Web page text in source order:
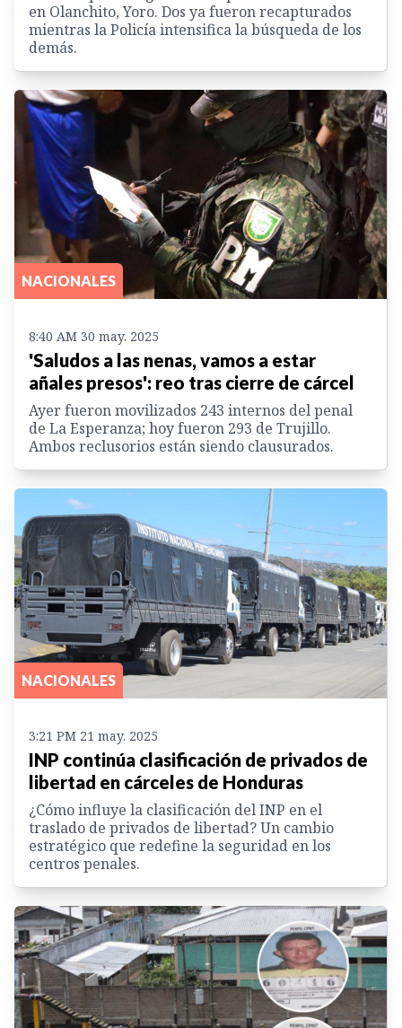
en Olanchito, Yoro. Dos ya fueron recapturados
mientras la Policía intensifica la búsqueda de los
demás.
NACIONALES
8:40 AM 30 may. 2025
'Saludos a las nenas, vamos a estar
añales presos': reo tras cierre de cárcel
Ayer fueron movilizados 243 internos del penal
de La Esperanza; hoy fueron 293 de Trujillo.
Ambos reclusorios están siendo clausurados.
NACIONALES
3:21 PM 21 may. 2025
INP continúa clasificación de privados de
libertad en cárceles de Honduras
¿Cómo influye la clasificación del INP en el
traslado de privados de libertad? Un cambio
estratégico que redefine la seguridad en los
centros penales.